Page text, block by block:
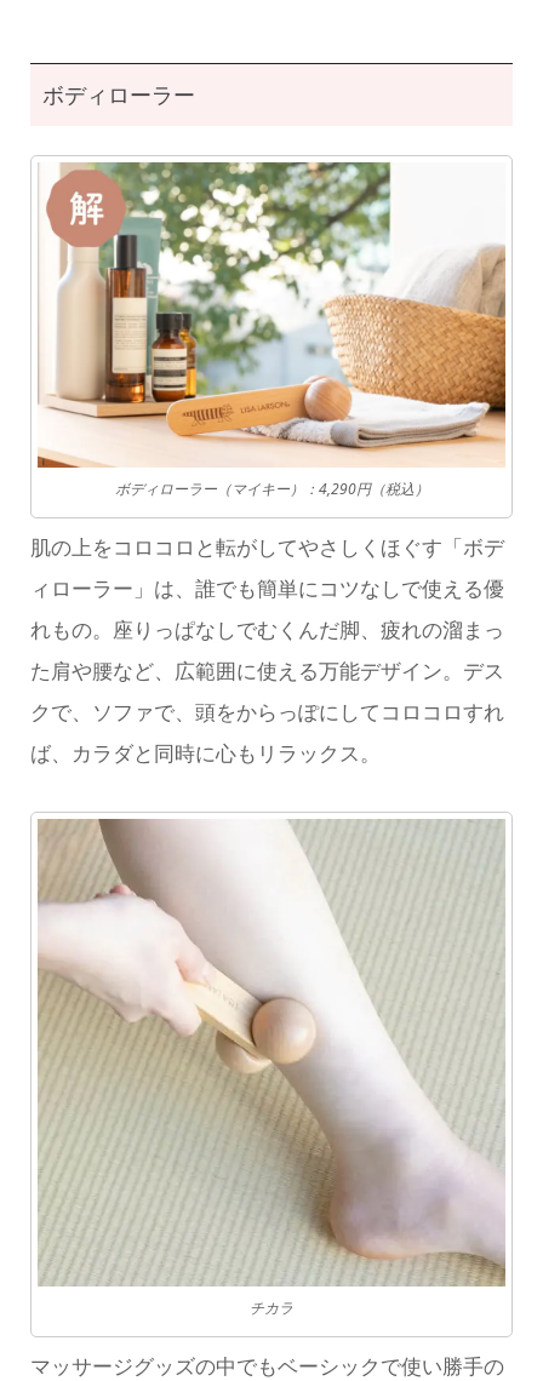
ボディローラー
ボディローラー（マイキー）：4,290円（税込）
肌の上をコロコロと転がしてやさしくほぐす「ボデ
ィローラー」は、誰でも簡単にコツなしで使える優
れもの。座りっぱなしでむくんだ脚、疲れの溜まっ
た肩や腰など、広範囲に使える万能デザイン。デス
クで、ソファで、頭をからっぽにしてコロコロすれ
ば、カラダと同時に心もリラックス。
チカラ
マッサージグッズの中でもベーシックで使い勝手の